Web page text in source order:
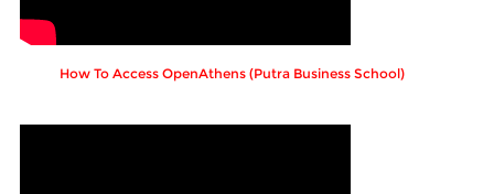
How To Access OpenAthens (Putra Business School)